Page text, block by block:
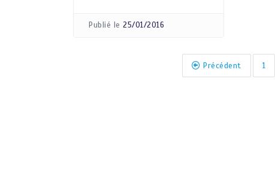
Publié le 25/01/2016
Précédent 1